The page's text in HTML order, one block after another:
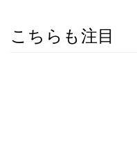
こちらも注目